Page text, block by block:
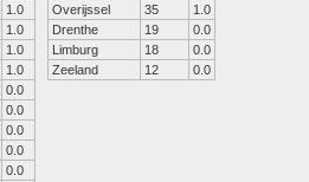
1.0
1.0
1.0
1.0
0.0
0.0
0.0
0.0
0.0
Overijssel
35
1.0
Drenthe
19
0.0
Limburg
18
0.0
Zeeland
12 0.0